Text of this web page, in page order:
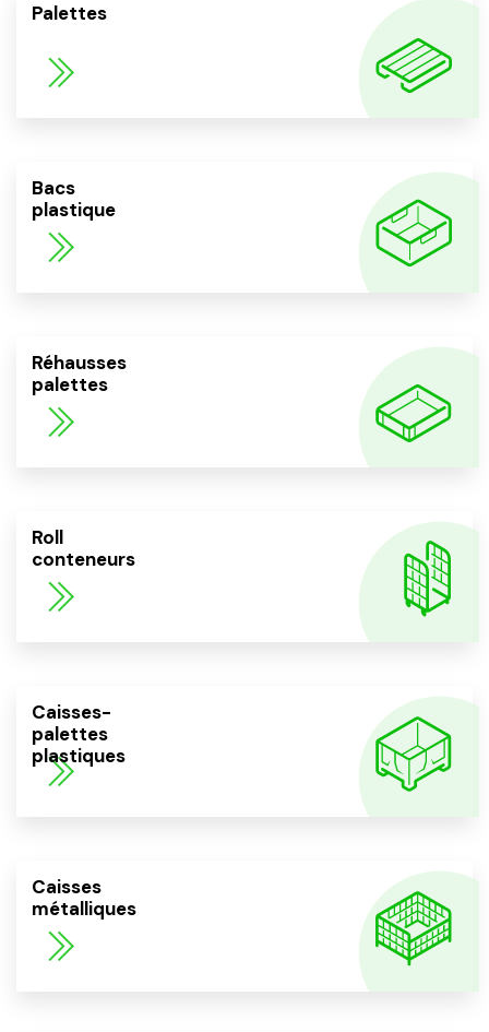
Palettes
Bacs
plastique
Réhausses
palettes
Roll
conteneurs
Caisses-
palettes
plastiques
Caisses
métalliques